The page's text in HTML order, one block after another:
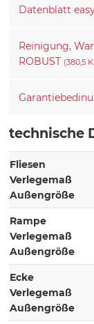
Datenblatt
Reinigung,
ROBUST (380,5
technische
Fliesen
Verlegemaß
Außengröße
Rampe
Verlegemaß
Außengröße
Ecke
Verlegemaß
Außengröße